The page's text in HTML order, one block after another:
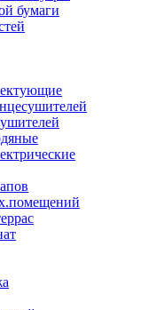
бумаги